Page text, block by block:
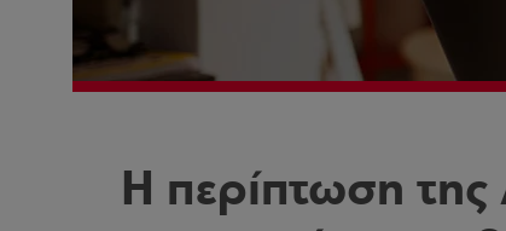
Η περίπτωση της